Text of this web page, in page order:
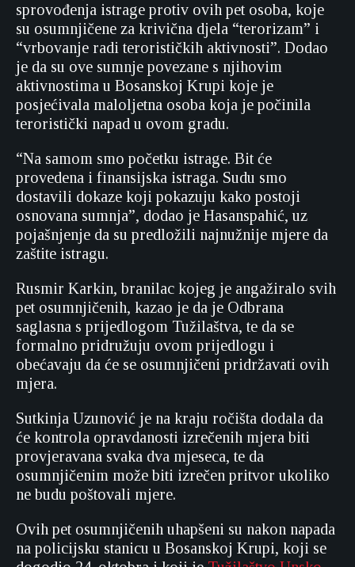
sprovođenja istrage protiv ovih pet osoba, koje
su osumnjičene za krivična djela “terorizam” i
“vrbovanje radi terorističkih aktivnosti”. Dodao
je da su ove sumnje povezane s njihovim
aktivnostima u Bosanskoj Krupi koje je
posjećivala maloljetna osoba koja je počinila
teroristički napad u ovom gradu.
“Na samom smo početku istrage. Bit će
provedena i finansijska istraga. Sudu smo
dostavili dokaze koji pokazuju kako postoji
osnovana sumnja”, dodao je Hasanspahić, uz
pojašnjenje da su predložili najnužnije mjere da
zaštite istragu.
Rusmir Karkin, branilac kojeg je angažiralo svih
pet osumnjičenih, kazao je da je Odbrana
saglasna s prijedlogom Tužilaštva, te da se
formalno pridružuju ovom prijedlogu i
obećavaju da će se osumnjičeni pridržavati ovih
mjera.
Sutkinja Uzunović je na kraju ročišta dodala da
će kontrola opravdanosti izrečenih mjera biti
provjeravana svaka dva mjeseca, te da
osumnjičenim može biti izrečen pritvor ukoliko
ne budu poštovali mjere.
Ovih pet osumnjičenih uhapšeni su nakon napada
na policijsku stanicu u Bosanskoj Krupi, koji se